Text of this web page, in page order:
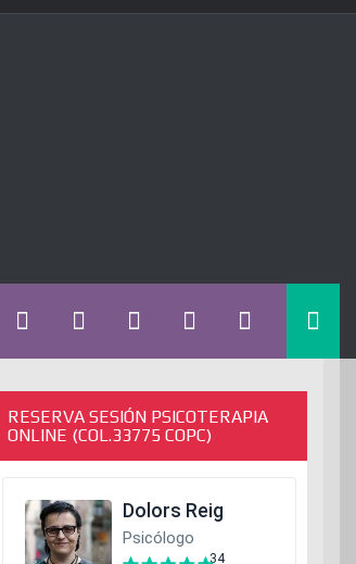
RESERVA SESIÓN PSICOTERAPIA
ONLINE (COL.33775 COPC)